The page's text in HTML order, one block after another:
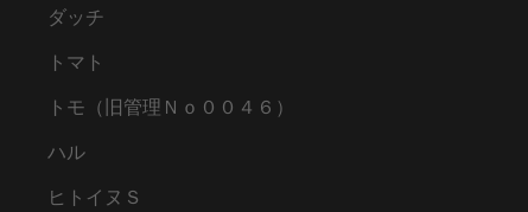
ダッチ
トマト
トモ（旧管理Ｎｏ００４６）
ハル
ヒトイヌＳ